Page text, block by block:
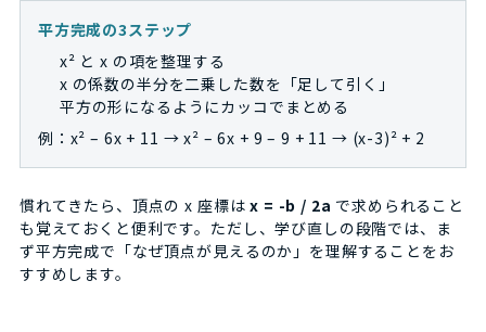
平方完成の3ステップ
x² と x の項を整理する
x の係数の半分を二乗した数を「足して引く」
平方の形になるようにカッコでまとめる
例：x² – 6x + 11 → x² – 6x + 9 – 9 + 11 → (x-3)² + 2
慣れてきたら、頂点の x 座標はx = -b / 2a で求められること
も覚えておくと便利です。ただし、学び直しの段階では、ま
ず平方完成で「なぜ頂点が見えるのか」を理解することをお
すすめします。